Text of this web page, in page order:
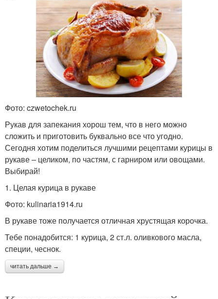
Фото: czwetochek.ru
Рукав для запекания хорош тем, что в него можно
сложить и приготовить буквально все что угодно.
Сегодня хотим поделиться лучшими рецептами курицы в
рукаве – целиком, по частям, с гарниром или овощами.
Выбирай!
1. Целая курица в рукаве
Фото: kulinaria1914.ru
В рукаве тоже получается отличная хрустящая корочка.
Тебе понадобится: 1 курица, 2 ст.л. оливкового масла,
специи, чеснок.
читать дальше →